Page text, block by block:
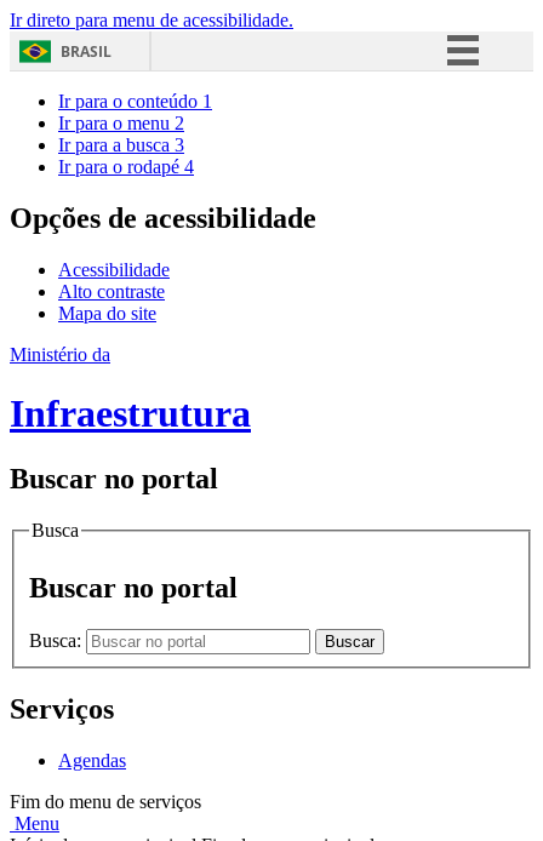
Ir direto para menu de acessibilidade.
BRASIL
Acesso à informação
Ir para o conteúdo 1
Ir para o menu 2
Ir para a busca 3
Ir para o rodapé 4
Opções de acessibilidade
Acessibilidade
Alto contraste
Mapa do site
Ministério da
Infraestrutura
Buscar no portal
Busca
Buscar no portal
Busca: Buscar
Serviços
Agendas
Fim do menu de serviços
Menu